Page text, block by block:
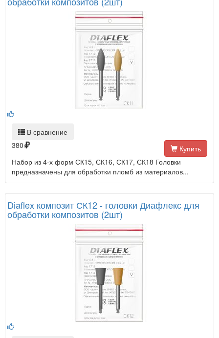
В сравнение
380
Купить
Набор из 4-х форм СК15, СК16, СК17, СК18 Головки
предназначены для обработки пломб из материалов...
Diaflex композит СК12 - головки Диафлекс для
обработки композитов (2шт)